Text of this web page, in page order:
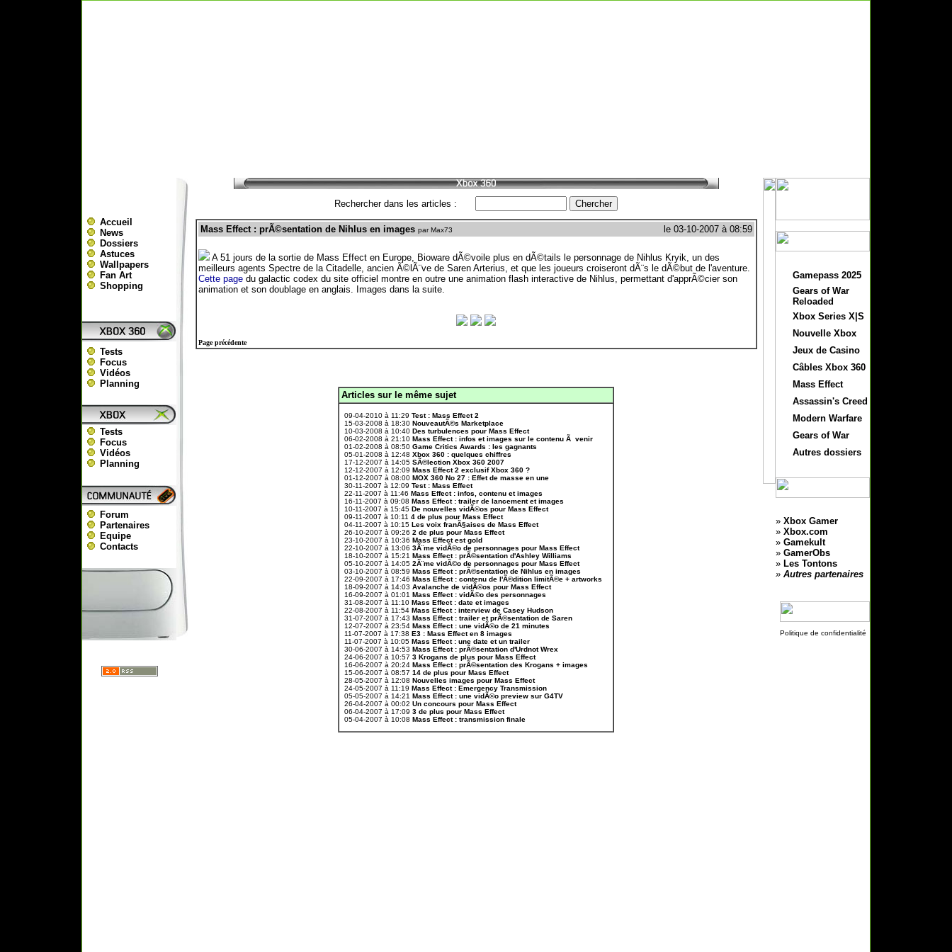
Accueil
News
Dossiers
Astuces
Wallpapers
Fan Art
Shopping
Tests
Focus
Vidéos
Planning
Tests
Focus
Vidéos
Planning
Forum
Partenaires
Equipe
Contacts
Rechercher dans les articles :
Mass Effect : prÃ©sentation de Nihlus en images par Max73 le 03-10-2007 à 08:59
A 51 jours de la sortie de Mass Effect en Europe, Bioware dÃ©voile plus en dÃ©tails le personnage de Nihlus Kryik, un des
meilleurs agents Spectre de la Citadelle, ancien Ã©lÃ¨ve de Saren Arterius, et que les joueurs croiseront dÃ¨s le dÃ©but de l'aventure.
Cette pagedu galactic codex du site officiel montre en outre une animation flash interactive de Nihlus, permettant d'apprÃ©cier son
animation et son doublage en anglais. Images dans la suite.
Page précédente
Articles sur le même sujet
09-04-2010 à 11:29 Test : Mass Effect 2
15-03-2008 à 18:30 NouveautÃ©s Marketplace
10-03-2008 à 10:40 Des turbulences pour Mass Effect
06-02-2008 à 21:10 Mass Effect : infos et images sur le contenu Ã venir
01-02-2008 à 08:50 Game Critics Awards : les gagnants
05-01-2008 à 12:48 Xbox 360 : quelques chiffres
17-12-2007 à 14:05 SÃ©lection Xbox 360 2007
12-12-2007 à 12:09 Mass Effect 2 exclusif Xbox 360 ?
01-12-2007 à 08:00 MOX 360 No 27 : Effet de masse en une
30-11-2007 à 12:09 Test : Mass Effect
22-11-2007 à 11:46 Mass Effect : infos, contenu et images
16-11-2007 à 09:08 Mass Effect : trailer de lancement et images
10-11-2007 à 15:45 De nouvelles vidÃ©os pour Mass Effect
09-11-2007 à 10:11 4 de plus pour Mass Effect
04-11-2007 à 10:15 Les voix franÃ§aises de Mass Effect
26-10-2007 à 09:26 2 de plus pour Mass Effect
23-10-2007 à 10:36 Mass Effect est gold
22-10-2007 à 13:06 3Ã¨me vidÃ©o de personnages pour Mass Effect
18-10-2007 à 15:21 Mass Effect : prÃ©sentation d'Ashley Williams
05-10-2007 à 14:05 2Ã¨me vidÃ©o de personnages pour Mass Effect
03-10-2007 à 08:59 Mass Effect : prÃ©sentation de Nihlus en images
22-09-2007 à 17:46 Mass Effect : contenu de l'Ã©dition limitÃ©e + artworks
18-09-2007 à 14:03 Avalanche de vidÃ©os pour Mass Effect
16-09-2007 à 01:01 Mass Effect : vidÃ©o des personnages
31-08-2007 à 11:10 Mass Effect : date et images
22-08-2007 à 11:54 Mass Effect : interview de Casey Hudson
31-07-2007 à 17:43 Mass Effect : trailer et prÃ©sentation de Saren
12-07-2007 à 23:54 Mass Effect : une vidÃ©o de 21 minutes
11-07-2007 à 17:38 E3 : Mass Effect en 8 images
11-07-2007 à 10:05 Mass Effect : une date et un trailer
30-06-2007 à 14:53 Mass Effect : prÃ©sentation d'Urdnot Wrex
24-06-2007 à 10:57 3 Krogans de plus pour Mass Effect
16-06-2007 à 20:24 Mass Effect : prÃ©sentation des Krogans + images
15-06-2007 à 08:57 14 de plus pour Mass Effect
28-05-2007 à 12:08 Nouvelles images pour Mass Effect
24-05-2007 à 11:19 Mass Effect : Emergency Transmission
05-05-2007 à 14:21 Mass Effect : une vidÃ©o preview sur G4TV
26-04-2007 à 00:02 Un concours pour Mass Effect
06-04-2007 à 17:09 3 de plus pour Mass Effect
05-04-2007 à 10:08 Mass Effect : transmission finale
Gamepass 2025
Gears of War
Reloaded
Xbox Series X|S
Nouvelle Xbox
Jeux de Casino
Câbles Xbox 360
Mass Effect
Assassin's Creed
Modern Warfare
Gears of War
Autres dossiers
» Xbox Gamer
» Xbox.com
» Gamekult
» GamerObs
» Les Tontons
» Autres partenaires
Politique de confidentialité